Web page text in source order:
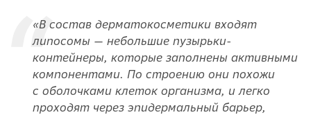
«В состав дерматокосметики входят
липосомы — небольшие пузырьки-
контейнеры, которые заполнены активными
компонентами. По строению они похожи
с оболочками клеток организма, и легко
проходят через эпидермальный барьер,